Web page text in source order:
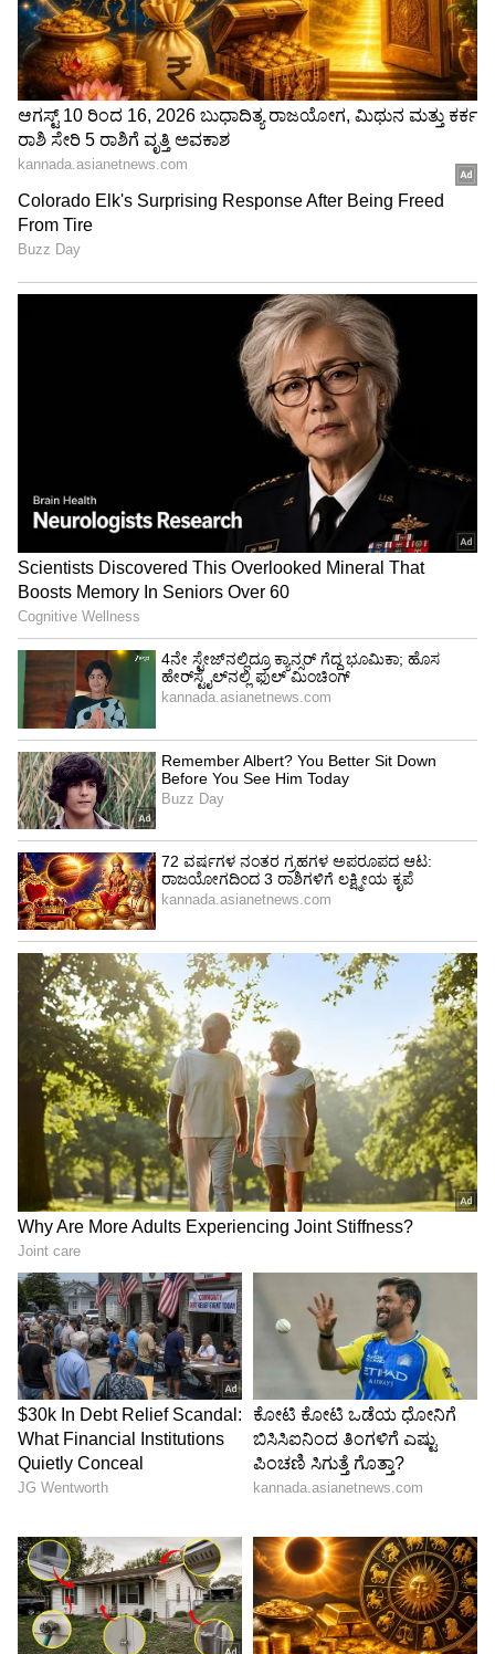
ಮೀನ (Pisces)
ಲೈಂಗಿಕತೆಯಲ್ಲಿ (Sexuality) ಬಹಳ ಸೂಕ್ಷ್ಮ ಮತ್ತು
ಭಾವನಾತ್ಮಕವಾಗಿ (Emotionally) ಸ್ಪಂದಿಸುತ್ತಾರೆ.
ಜೊತೆಗಿರುವವರಿಗೆ ಈ ಕ್ರಿಯೆ ಆರಾಮದಾಯಕವಾಗುವಂತೆ
ಬಿಡುತ್ತಾರೆ. ಅವರಾಗವರೇ ಸೆಕ್ಸ್‌ನಲ್ಲಿ ಮುಂದೆ ಹೋಗೋದು
ಕಡಿಮೆ. ಜೊತೆಗಿರುವವರು ಮುಂದುವರಿಯದಿದ್ದರೆ ಯಾವುದೇ
ಚಲನೆಯನ್ನು ಪ್ರಯತ್ನಿಸಲು ಹೋಗುವುದಿಲ್ಲ. ಬಹಳ
ತಾಳ್ಮೆಯಿಂದಿರುತ್ತಾರೆ. ಆದರೆ ಲೈಂಗಿಕತೆಯ ಮಧ್ಯದಲ್ಲಿಯೇ,
ಅವರು ಕೆಲವು ಹೊಸ ಲೈಂಗಿಕ ಚಲನೆಗಳಿಂದ
ಜೊತೆಗಿರುವವರನ್ನು ಆಶ್ಚರ್ಯಗೊಳಿಸಬಹುದು, ಬಯಸಿದ
ರೀತಿಯಲ್ಲಿ ಜೊತೆಗಿರುವವರನ್ನು ಹೇಗೆ ಮೆಚ್ಚಿಸಬೇಕೆಂದು
ಇವರಿಗೆ ತಿಳಿದಿದೆ. ಇವರು ಜೊತೆಗಾರರ ಲೈಂಗಿಕ ಅಗತ್ಯಗಳನ್ನು
ತಿಳಿದಿರುತ್ತಾರೆ, ಆದ್ದರಿಂದ ಈ ರಾಶಿಯವರ ಜೊತೆಗೆ ಲೈಂಗಿಕ
ಕ್ರಿಯೆ ನಡೆಸಿದಾಗ ಹೆಚ್ಚಾಗಿ ನಿರಾಶೆಗೆ ಅವಕಾಶ ಇರೋದಿಲ್ಲ.
ವಾತ್ಸಾಯನ ಕಾಮಸೂತ್ರ: ಪುರುಷನ ಪ್ರೇಮವನ್ನು ಸ್ತ್ರೀ
ತಿರಸ್ಕರಿಸುವುದು ಯಾಕೆ?